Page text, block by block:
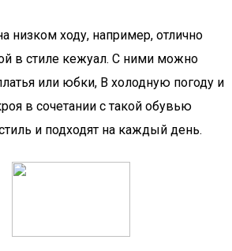
низком ходу, например, отлично
в стиле кежуал. С ними можно
или юбки, В холодную погоду и
в сочетании с такой обувью
и подходят на каждый день.